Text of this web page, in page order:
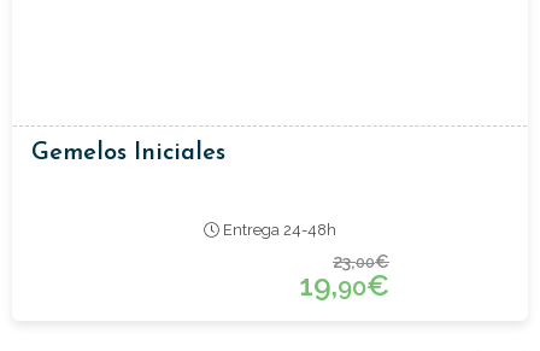
Gemelos Iniciales
Entrega 24-48h
23,00€
19,90€